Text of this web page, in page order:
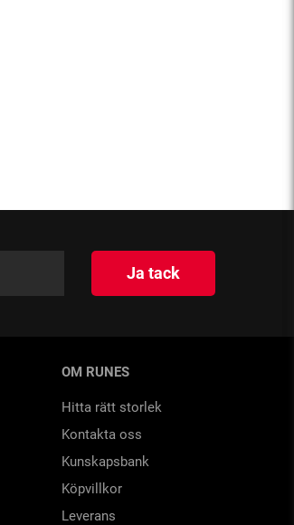
Ja tack
OM RUNES
Hitta rätt storlek
Kontakta oss
Kunskapsbank
Köpvillkor
Leverans